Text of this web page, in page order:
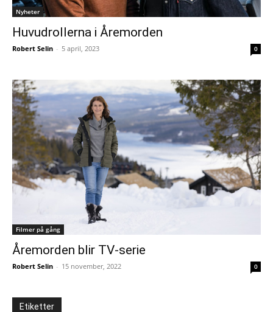
Nyheter
Huvudrollerna i Åremorden
Robert Selin - 5 april, 2023 0
Filmer på gång
Åremorden blir TV-serie
Robert Selin - 15 november, 2022 0
Etiketter